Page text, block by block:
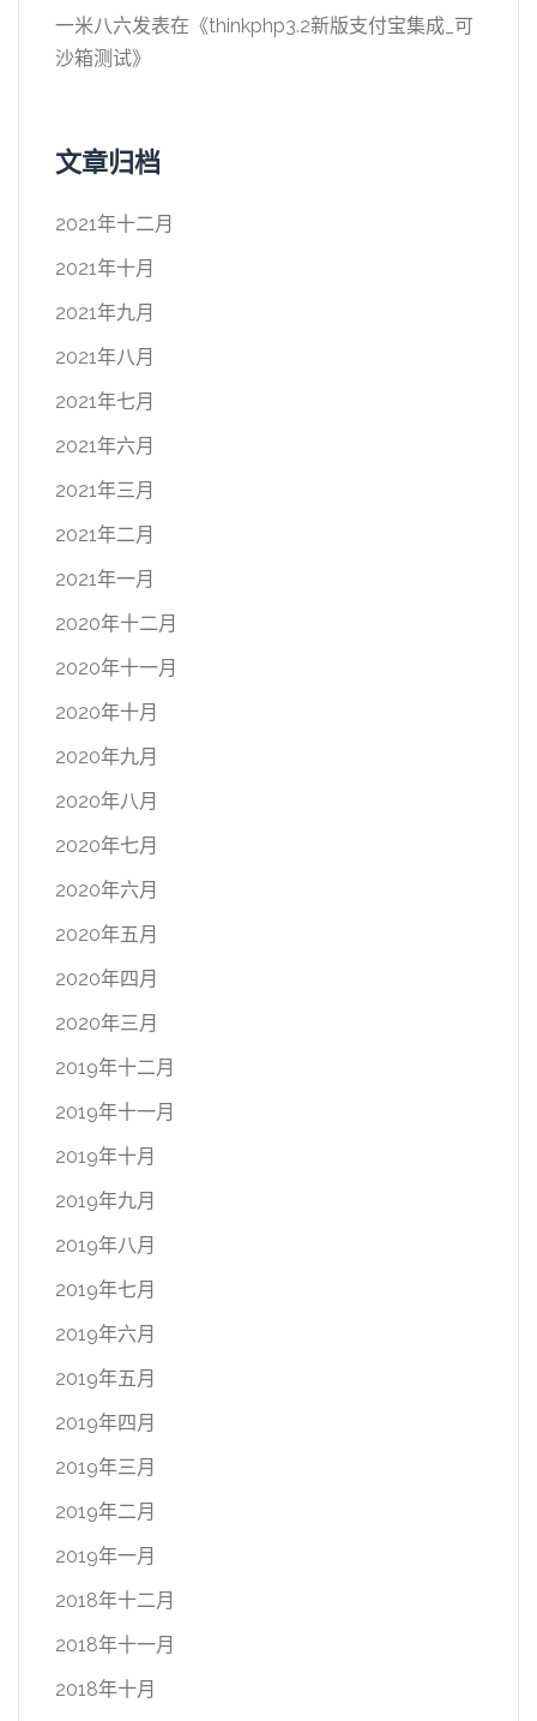
一米八六发表在《thinkphp3.2新版支付宝集成_可
沙箱测试》
文章归档
2021年十二月
2021年十月
2021年九月
2021年八月
2021年七月
2021年六月
2021年三月
2021年二月
2021年一月
2020年十二月
2020年十一月
2020年十月
2020年九月
2020年八月
2020年七月
2020年六月
2020年五月
2020年四月
2020年三月
2019年十二月
2019年十一月
2019年十月
2019年九月
2019年八月
2019年七月
2019年六月
2019年五月
2019年四月
2019年三月
2019年二月
2019年一月
2018年十二月
2018年十一月
2018年十月